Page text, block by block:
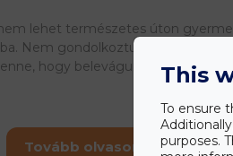
lehet természetes úton
Nem gondolkoztunk sokat a
hogy belevágunk, ugyanakkor
Tovább olvasom
This
To ensure
purposes.